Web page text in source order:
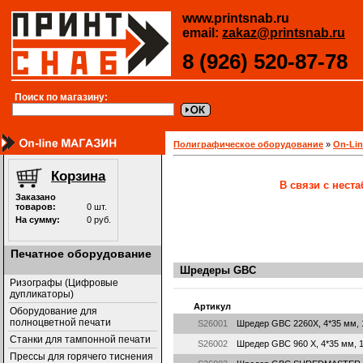
www.printsnab.ru
email: zakaz@printsnab.ru
8 (926) 520-87-78
Поиск по магазину:
Печатное оборудование
Ризографы (Цифровые
дупликаторы)
Оборудование для
полноцветной печати
Станки для тампонной печати
Прессы для горячего тиснения
Полиграфическое оборудование » On-
В связи с
Шредеры GBC
Артикул
S26001
Шредер GBC 2260X, 4*35 мм,
S26002 Шредер GBC 960 X, 4*35 мм,